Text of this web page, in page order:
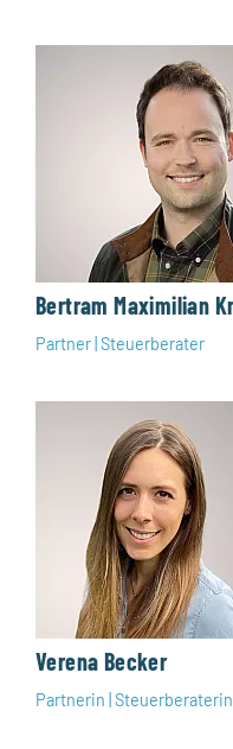
Bertram Maximilian
Partner | Steuerberater
Verena Becker
Partnerin | Steuerberaterin